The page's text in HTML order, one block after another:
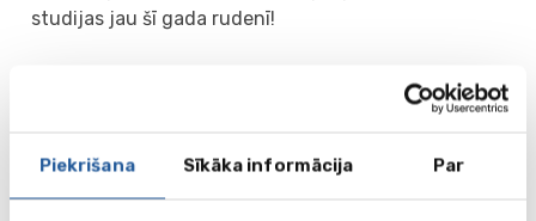
Piekrišana Sīkāka informācija Par
studijas jau šī gada rudenī!
maģistra programmā kādā no Lielbritānijas
finansējums, ko garantē Student Loans Company.